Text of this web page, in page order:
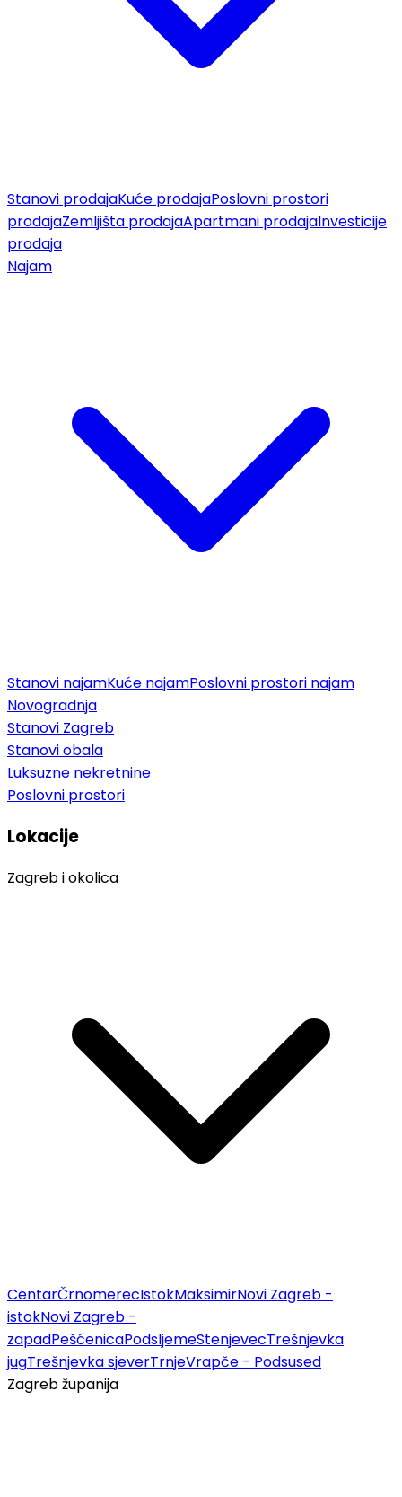
Stanovi prodajaKuće prodajaPoslovni prostori
prodajaZemljišta prodajaApartmani prodajaInvesticije
prodaja
Najam
Stanovi najamKuće najamPoslovni prostori najam
Novogradnja
Stanovi Zagreb
Stanovi obala
Luksuzne nekretnine
Poslovni prostori
Lokacije
Zagreb i okolica
CentarČrnomerecIstokMaksimirNovi Zagreb -
istokNovi Zagreb -
zapadPešćenicaPodsljemeStenjevecTrešnjevka
jugTrešnjevka sjeverTrnjeVrapče - Podsused
Zagreb županija